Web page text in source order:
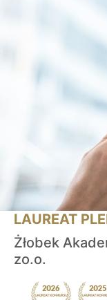
LAUREAT
Żłobek
zo.o.